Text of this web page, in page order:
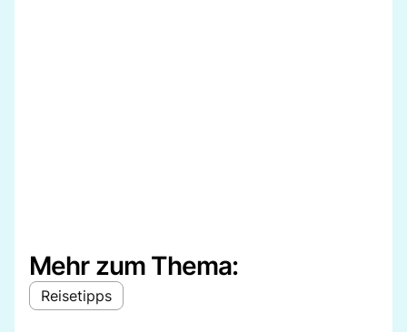
Mehr zum Thema:
Reisetipps